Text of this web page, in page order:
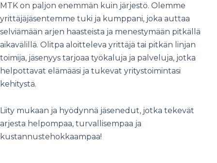
MTK on paljon enemmän kuin järjestö. Olemme
yrittäjäjäsentemme tuki ja kumppani, joka auttaa
selviämään arjen haasteista ja menestymään pitkällä
aikavälillä. Olitpa aloitteleva yrittäjä tai pitkän linjan
toimija, jäsenyys tarjoaa työkaluja ja palveluja, jotka
helpottavat elämääsi ja tukevat yritystoimintasi
kehitystä.
Liity mukaan ja hyödynnä jäsenedut, jotka tekevät
arjesta helpompaa, turvallisempaa ja
kustannustehokkaampaa!